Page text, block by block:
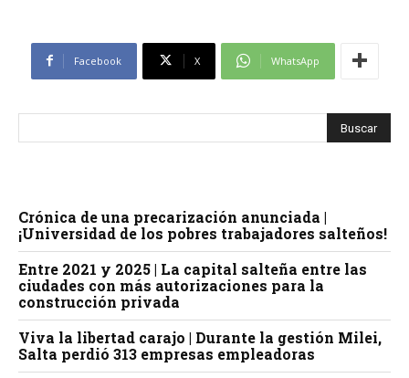
Facebook X WhatsApp
Crónica de una precarización anunciada |
¡Universidad de los pobres trabajadores salteños!
Entre 2021 y 2025 | La capital salteña entre las
ciudades con más autorizaciones para la
construcción privada
Viva la libertad carajo | Durante la gestión Milei,
Salta perdió 313 empresas empleadoras